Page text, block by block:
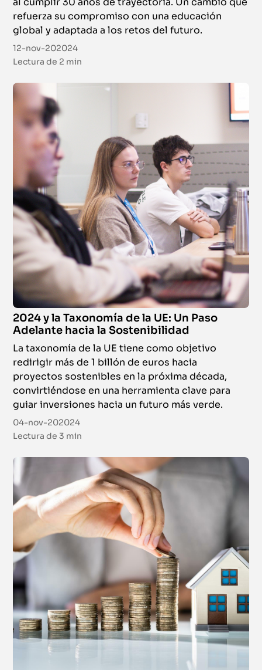
refuerza su compromiso con una educación
global y adaptada a los retos del futuro.
12-nov-202024
Lectura de 2 min
2024 y la Taxonomía de la UE: Un Paso
Adelante hacia la Sostenibilidad
La taxonomía de la UE tiene como objetivo
redirigir más de 1 billón de euros hacia
proyectos sostenibles en la próxima década,
convirtiéndose en una herramienta clave para
guiar inversiones hacia un futuro más verde.
04-nov-202024
Lectura de3 min